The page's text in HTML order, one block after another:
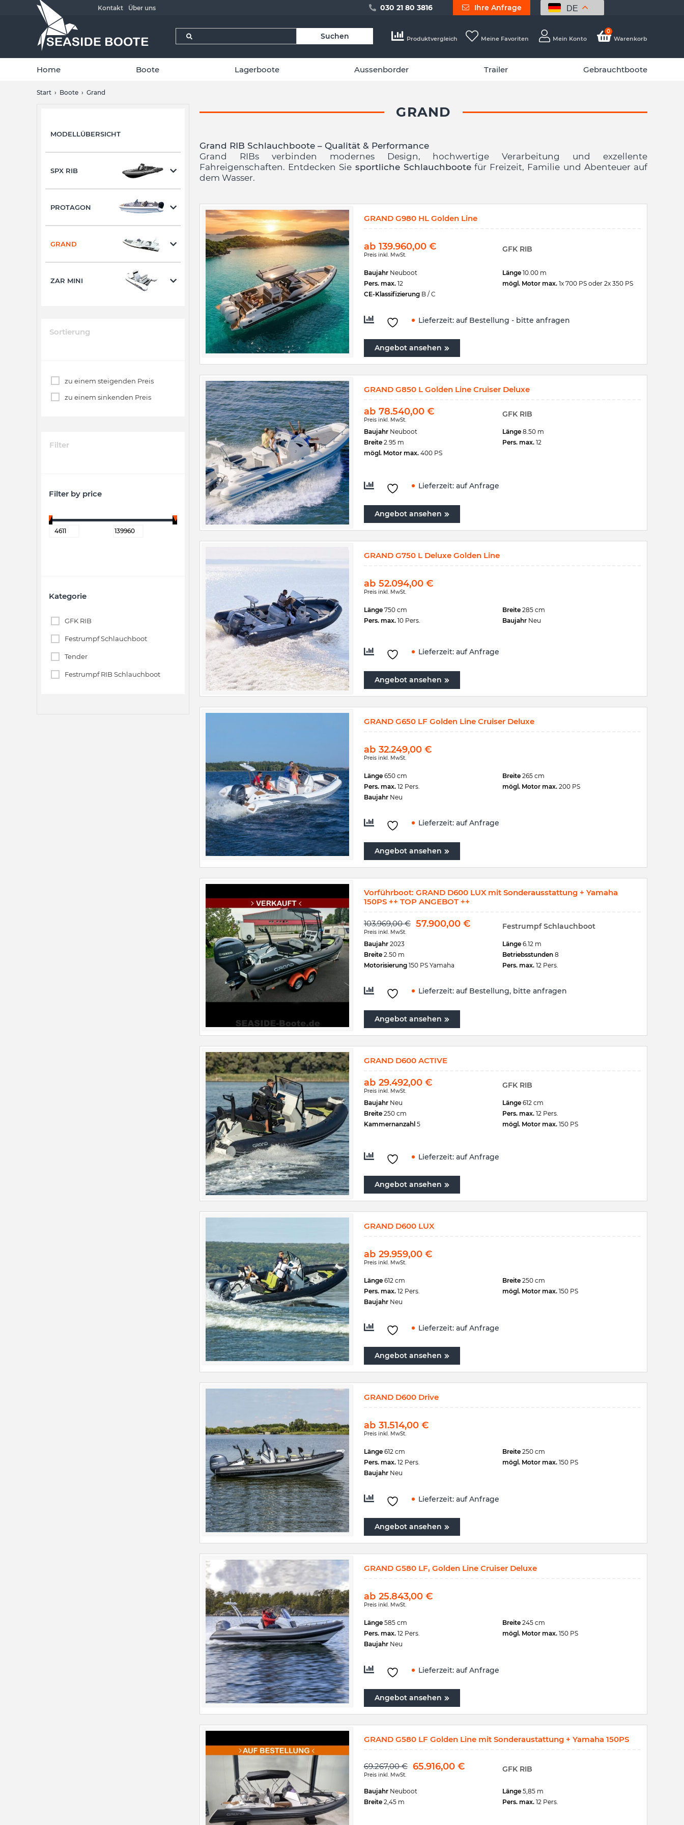
Kontakt Über uns 030 21 80 3816 Ihre Anfrage DE
Suchen Produktvergleich Meine Favoriten Mein Konto
0
Warenkorb
Home Boote Lagerboote Aussenborder Trailer Gebrauchtboote
Start Boote Grand
MODELLÜBERSICHT
SPX RIB
PROTAGON
GRAND
ZAR MINI
Sortierung
zu einem steigenden Preis
zu einem sinkenden Preis
Filter
Filter by price
Kategorie
GFK RIB
Festrumpf Schlauchboot
Tender
Festrumpf RIB Schlauchboot
GRAND
Grand RIB Schlauchboote – Qualität & Performance
Grand RIBs verbinden modernes Design, hochwertige Verarbeitung und exzellente
Fahreigenschaften. Entdecken Sie sportliche Schlauchbootefür Freizeit, Familie und Abenteuer auf
dem Wasser.
GRAND G980 HL Golden Line
ab 139.960,00 €
Preis inkl. MwSt.
GFK RIB
Baujahr Neuboot Länge 10.00 m
Pers. max. 12 mögl. Motor max. 1x 700 PS oder 2x 350 PS
CE-Klassifizierung B / C
Lieferzeit:auf Bestellung - bitte anfragen
Angebot ansehen
GRAND G850 L Golden Line Cruiser Deluxe
ab 78.540,00 €
Preis inkl. MwSt.
GFK RIB
Baujahr Neuboot Länge 8.50 m
Breite 2.95 m Pers. max. 12
mögl. Motor max. 400 PS
Lieferzeit:auf Anfrage
Angebot ansehen
GRAND G750 L Deluxe Golden Line
ab 52.094,00 €
Preis inkl. MwSt.
Länge 750 cm Breite 285 cm
Pers. max. 10 Pers. Baujahr Neu
Lieferzeit:auf Anfrage
Angebot ansehen
GRAND G650 LF Golden Line Cruiser Deluxe
ab 32.249,00 €
Preis inkl. MwSt.
Länge 650 cm Breite 265 cm
Pers. max. 12 Pers. mögl. Motor max. 200 PS
Baujahr Neu
Lieferzeit:auf Anfrage
Angebot ansehen
Vorführboot: GRAND D600 LUX mit Sonderausstattung + Yamaha
150PS ++ TOP ANGEBOT ++
103.969,00€ 57.900,00 €
Preis inkl. MwSt.
Festrumpf Schlauchboot
Baujahr 2023 Länge 6.12 m
Breite 2.50 m Betriebsstunden 8
Motorisierung 150 PS Yamaha Pers. max. 12 Pers.
Lieferzeit:auf Bestellung, bitte anfragen
Angebot ansehen
GRAND D600 ACTIVE
ab 29.492,00 €
Preis inkl. MwSt.
GFK RIB
Baujahr Neu Länge 612 cm
Breite 250 cm Pers. max. 12 Pers.
Kammernanzahl 5 mögl. Motor max. 150 PS
Lieferzeit:auf Anfrage
Angebot ansehen
GRAND D600 LUX
ab 29.959,00 €
Preis inkl. MwSt.
Länge 612 cm Breite 250 cm
Pers. max. 12 Pers. mögl. Motor max. 150 PS
Baujahr Neu
Lieferzeit:auf Anfrage
Angebot ansehen
GRAND D600 Drive
ab 31.514,00 €
Preis inkl. MwSt.
Länge 612 cm Breite 250 cm
Pers. max. 12 Pers. mögl. Motor max. 150 PS
Baujahr Neu
Lieferzeit:auf Anfrage
Angebot ansehen
GRAND G580 LF, Golden Line Cruiser Deluxe
ab 25.843,00 €
Preis inkl. MwSt.
Länge 585 cm Breite 245 cm
Pers. max. 12 Pers. mögl. Motor max. 150 PS
Baujahr Neu
Lieferzeit:auf Anfrage
Angebot ansehen
GRAND G580 LF Golden Line mit Sonderaustattung + Yamaha 150PS
69.267,00€ 65.916,00 €
Preis inkl. MwSt.
GFK RIB
Baujahr Neuboot Länge 5,85 m
Breite 2,45 m Pers. max. 12 Pers.